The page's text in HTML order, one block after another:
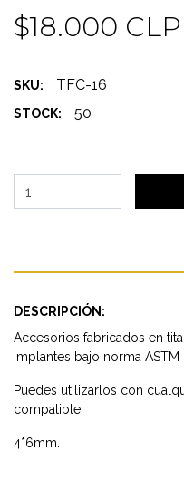
$18.000 CLP
SKU: TFC-16
STOCK: 50
DESCRIPCIÓN:
Accesorios fabricados en
implantes bajo norma ASTM
Puedes utilizarlos con
compatible.
4*6mm.